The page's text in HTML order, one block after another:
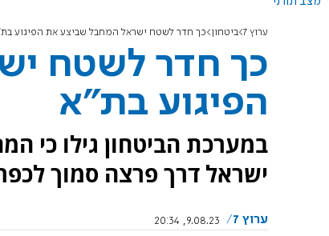
ערוץ 7 ביטחון כך חדר לשטח ישראל המחבל שביצע את הפיגוע
כך חדר לשטח
הפיגוע בת"א
במערכת הביטחון גילו כי
ישראל דרך פרצה סמוך
ערוץ 7
9.08.23, 20:34